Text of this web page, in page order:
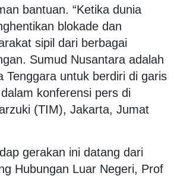
bantuan. “Ketika dunia
blokade dan
sipil dari berbagai
Sumud Nusantara adalah
Tenggara untuk berdiri di garis
konferensi pers di
(TIM), Jakarta, Jumat
gerakan ini datang dari
Hubungan Luar Negeri, Prof